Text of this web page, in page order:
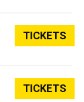
TICKETS
TICKETS